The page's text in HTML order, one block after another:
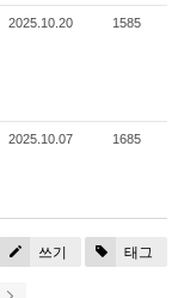
2025.10.20 1585
2025.10.07 1685
쓰기 태그